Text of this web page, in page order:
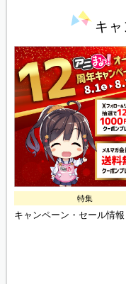
キ
特集
キャンペーン・セール情報